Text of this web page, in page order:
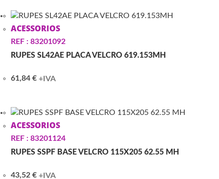
ACESSORIOS
REF : 83201092
RUPES SL42AE PLACA VELCRO 619.153MH
61,84€ +IVA
ACESSORIOS
REF : 83201124
RUPES SSPF BASE VELCRO 115X205 62.55 MH
43,52€ +IVA